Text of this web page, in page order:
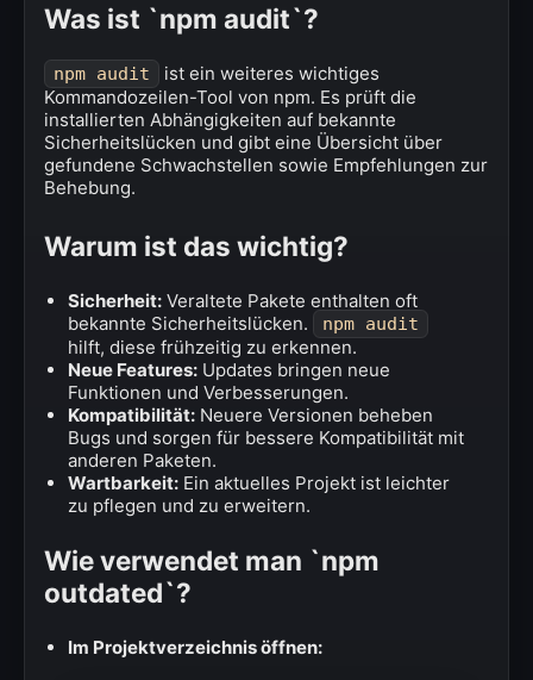
Was ist `npm audit`?
npm audit
ist ein weiteres wichtiges
Kommandozeilen-Tool von npm. Es prüft die
installierten Abhängigkeiten auf bekannte
Sicherheitslücken und gibt eine Übersicht über
gefundene Schwachstellen sowie Empfehlungen zur
Behebung.
Warum ist das wichtig?
Sicherheit: Veraltete Pakete enthalten oft
bekannte Sicherheitslücken.
npm audit
hilft, diese frühzeitig zu erkennen.
Neue Features: Updates bringen neue
Funktionen und Verbesserungen.
Kompatibilität: Neuere Versionen beheben
Bugs und sorgen für bessere Kompatibilität mit
anderen Paketen.
Wartbarkeit: Ein aktuelles Projekt ist leichter
zu pflegen und zu erweitern.
Wie verwendet man `npm
outdated`?
Im Projektverzeichnis öffnen: